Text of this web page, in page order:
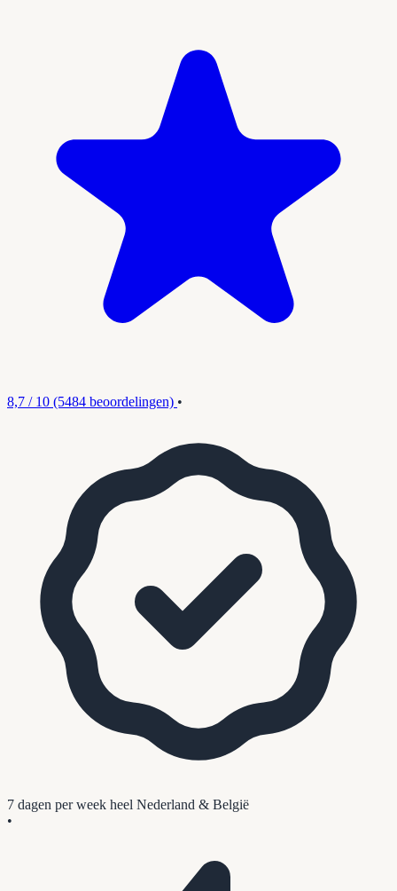
8,7 / 10 (5484 beoordelingen) •
7 dagen per week heel Nederland & België
•